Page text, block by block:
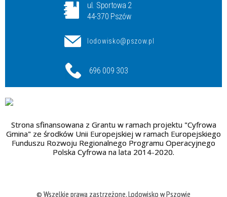
ul. Sportowa 2
44-370 Pszów
lodowisko@pszow.pl
696 009 303
Strona sfinansowana z Grantu w ramach projektu "Cyfrowa
Gmina" ze środków Unii Europejskiej w ramach Europejskiego
Funduszu Rozwoju Regionalnego Programu Operacyjnego
Polska Cyfrowa na lata 2014-2020.
© Wszelkie prawa zastrzeżone, Lodowisko w Pszowie